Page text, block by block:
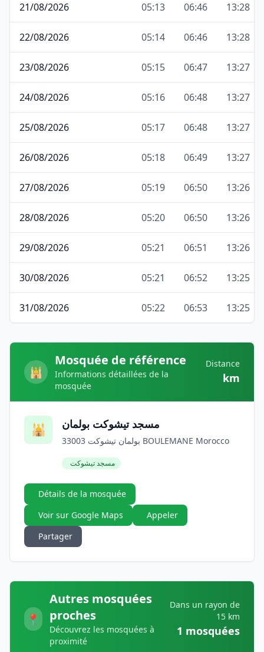
21/08/2026 05:13 06:46 13:28
22/08/2026 05:14 06:46 13:28
23/08/2026 05:15 06:47 13:27
24/08/2026 05:16 06:48 13:27
25/08/2026 05:17 06:48 13:27
26/08/2026 05:18 06:49 13:27
27/08/2026 05:19 06:50 13:26
28/08/2026 05:20 06:50 13:26
29/08/2026 05:21 06:51 13:26
30/08/2026 05:21 06:52 13:25
31/08/2026 05:22 06:53 13:25
🕌
Mosquée de référence
Informations détaillées de la
mosquée
Distance
km
🕌 مسجد تيشوكت بولمان
بولمان تيشوكت 33003 BOULEMANE Morocco
مسجد تيشوكت
Détails de la mosquée
Voir sur Google Maps
Appeler
Partager
📍
Autres mosquées
proches
Découvrez les mosquées à
proximité
Dans un rayon de
15 km
1 mosquées